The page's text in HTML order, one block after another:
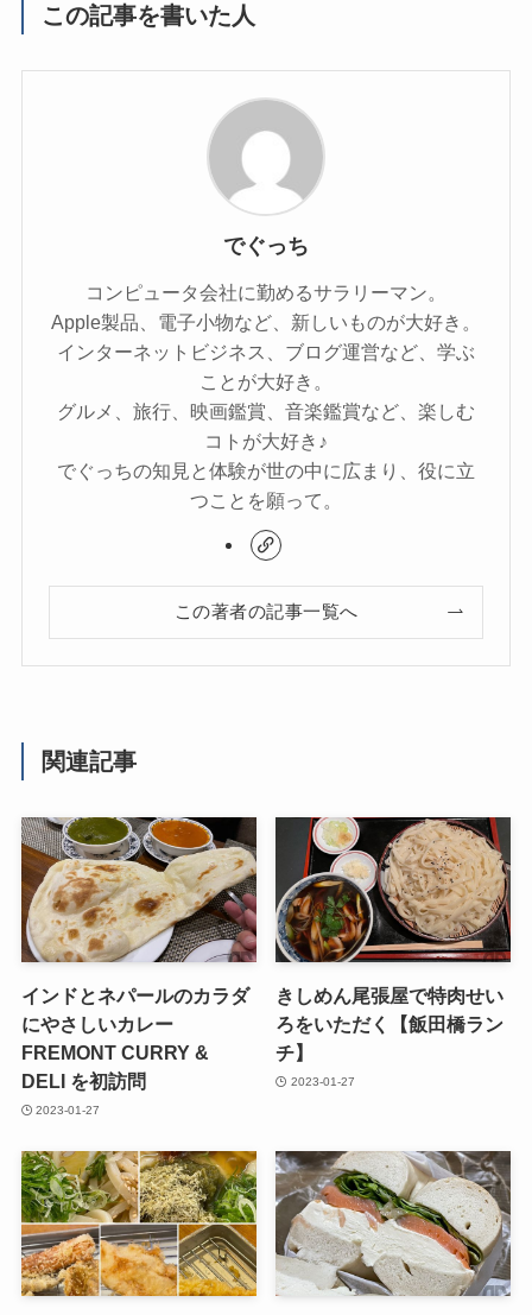
この記事を書いた人
でぐっち
コンピュータ会社に勤めるサラリーマン。
Apple製品、電子小物など、新しいものが大好き。
インターネットビジネス、ブログ運営など、学ぶ
ことが大好き。
グルメ、旅行、映画鑑賞、音楽鑑賞など、楽しむ
コトが大好き♪
でぐっちの知見と体験が世の中に広まり、役に立
つことを願って。
この著者の記事一覧へ
関連記事
インドとネパールのカラダ
にやさしいカレー
FREMONT CURRY &
DELI を初訪問
2023-01-27
きしめん尾張屋で特肉せい
ろをいただく【飯田橋ラン
チ】
2023-01-27